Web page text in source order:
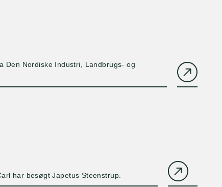
Den Nordiske Industri, Landbrugs- og
har besøgt Japetus Steenstrup.